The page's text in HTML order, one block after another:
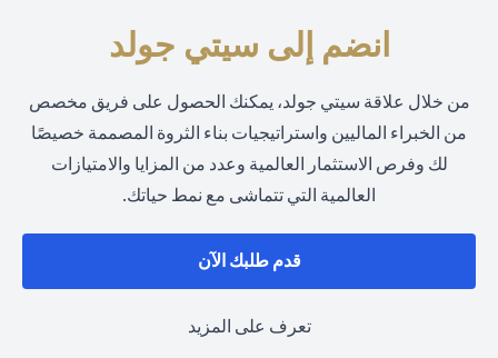
انضم إلى سيتي جولد
من خلال علاقة سيتي جولد، يمكنك الحصول على فريق مخصص
من الخبراء الماليين واستراتيجيات بناء الثروة المصممة خصيصًا
لك وفرص الاستثمار العالمية وعدد من المزايا والامتيازات
العالمية التي تتماشى مع نمط حياتك.
قدم طلبك الآن
تعرف على المزيد